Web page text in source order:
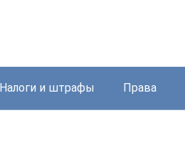
Налоги и штрафы Права